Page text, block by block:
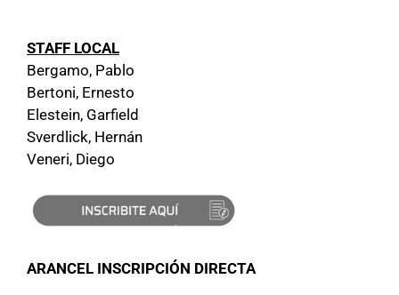
STAFF LOCAL
Bergamo, Pablo
Bertoni, Ernesto
Elestein, Garfield
Sverdlick, Hernán
Veneri, Diego
ARANCEL INSCRIPCIÓN DIRECTA